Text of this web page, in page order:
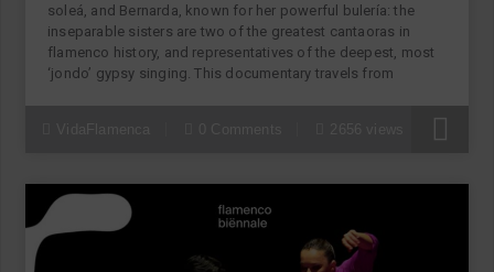
soleá, and Bernarda, known for her powerful bulería: the
inseparable sisters are two of the greatest cantaoras in
flamenco history, and representatives of the deepest, most
‘jondo’ gypsy singing. This documentary travels from